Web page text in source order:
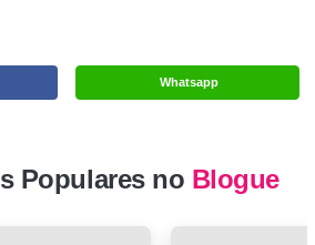
Whatsapp
Populares no Blogue